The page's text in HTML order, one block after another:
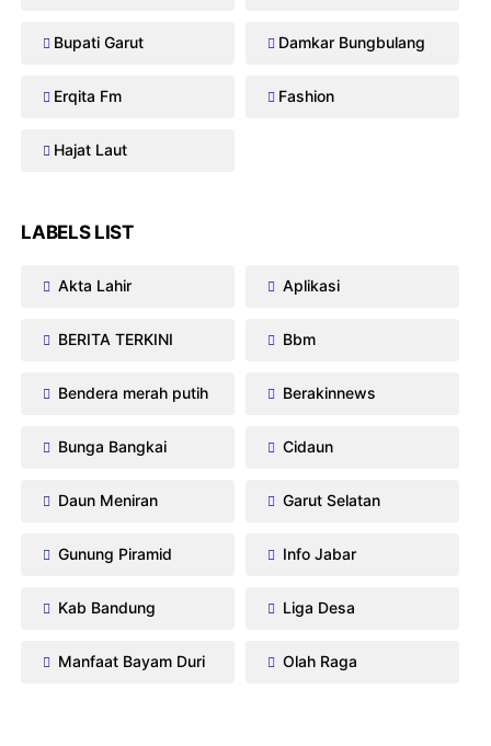
Bupati Garut Damkar Bungbulang
Erqita Fm Fashion
Hajat Laut
LABELS LIST
Akta Lahir Aplikasi
BERITA TERKINI Bbm
Bendera merah putih Berakinnews
Bunga Bangkai Cidaun
Daun Meniran Garut Selatan
Gunung Piramid Info Jabar
Kab Bandung Liga Desa
Manfaat Bayam Duri Olah Raga